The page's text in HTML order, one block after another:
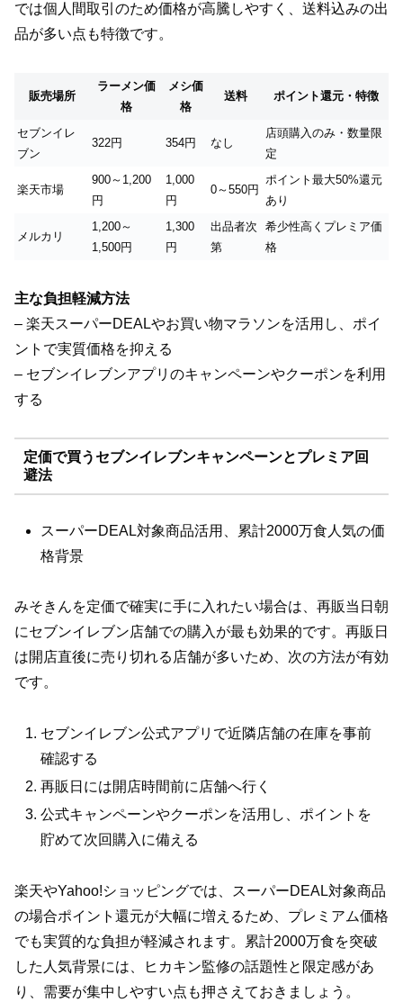
では個人間取引のため価格が高騰しやすく、送料込みの出
品が多い点も特徴です。
販売場所
ラーメン価
格
メシ価
格
送料 ポイント還元・特徴
セブンイレ
ブン
322円 354円 なし
店頭購入のみ・数量限
定
楽天市場
900～1,200
円
1,000
円
0～550円
ポイント最大50%還元
あり
メルカリ
1,200～
1,500円
1,300
円
出品者次
第
希少性高くプレミア価
格
主な負担軽減方法
– 楽天スーパーDEALやお買い物マラソンを活用し、ポイ
ントで実質価格を抑える
– セブンイレブンアプリのキャンペーンやクーポンを利用
する
定価で買うセブンイレブンキャンペーンとプレミア回
避法
スーパーDEAL対象商品活用、累計2000万食人気の価
格背景
みそきんを定価で確実に手に入れたい場合は、再販当日朝
にセブンイレブン店舗での購入が最も効果的です。再販日
は開店直後に売り切れる店舗が多いため、次の方法が有効
です。
セブンイレブン公式アプリで近隣店舗の在庫を事前
確認する
再販日には開店時間前に店舗へ行く
公式キャンペーンやクーポンを活用し、ポイントを
貯めて次回購入に備える
楽天やYahoo!ショッピングでは、スーパーDEAL対象商品
の場合ポイント還元が大幅に増えるため、プレミアム価格
でも実質的な負担が軽減されます。累計2000万食を突破
した人気背景には、ヒカキン監修の話題性と限定感があ
り、需要が集中しやすい点も押さえておきましょう。